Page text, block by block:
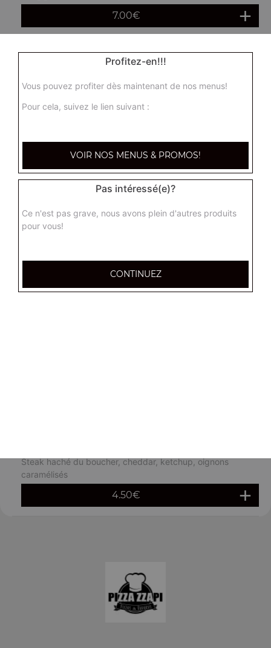
7.00€
Nuggets maison 10 pcs
Fritots de mozzarella 4 pcs
Fritots mozzarella 6 pcs
10.00€
Steak haché du boucher, cheddar, ketchup, oignons
caramélisés
4.50€
Profitez-en!!!
Vous pouvez profiter dès maintenant de nos menus!
Pour cela, suivez le lien suivant :
VOIR NOS MENUS & PROMOS!
Pas intéressé(e)?
Ce n'est pas grave, nous avons plein d'autres produits
pour vous!
CONTINUEZ